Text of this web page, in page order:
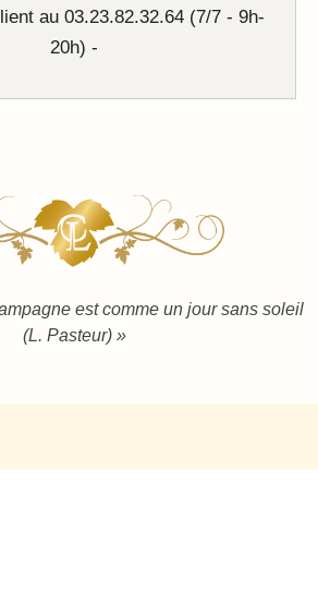
au 03.23.82.32.64 (7/7 - 9h-
20h) -
est comme un jour sans soleil
(L. Pasteur) »